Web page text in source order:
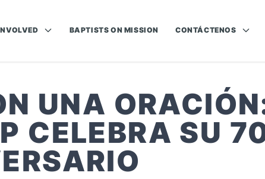
BAPTISTS ON MISSION CONTÁCTENOS
UNA
CELEBRA SU